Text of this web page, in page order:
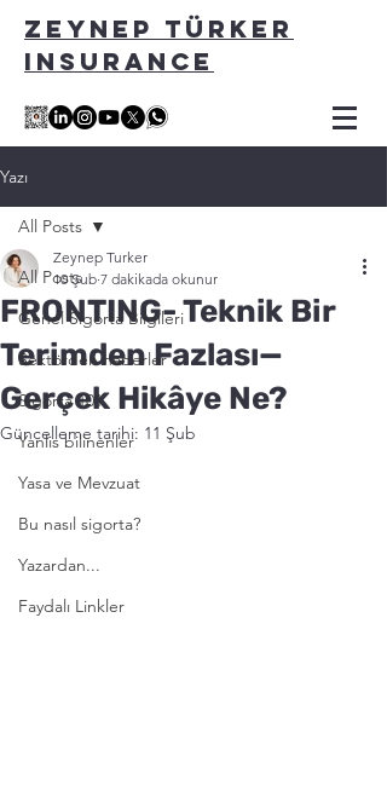
ZEYNEP TÜRKER
INSURANCE
Yazı
All Posts
Genel Sigorta Bilgileri
Sektörden haberler
Sigorta 101
Yanlis bilinenler
Yasa ve Mevzuat
Bu nasıl sigorta?
Yazardan...
Faydalı Linkler
All Posts
FRONTING- Teknik Bir
Terimden Fazlası—
Gerçek Hikâye Ne?
Zeynep Turker
10 Şub 7 dakikada okunur
Güncelleme tarihi: 11 Şub